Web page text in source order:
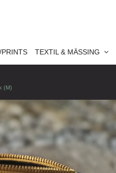
(M)
TEXTIL & MÄSSING